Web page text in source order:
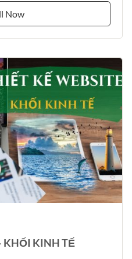
Now
KHỐI KINH TẾ